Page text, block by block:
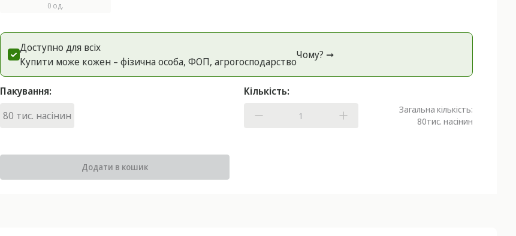
0 од.
Доступно для всіх
Купити може кожен – фізична особа, ФОП, агрогоспoдарство
Чому? ➞
Пакування:
80 тис. насінин
Кількість:
Загальна кількість:
80тис. насінин
Додати в кошик